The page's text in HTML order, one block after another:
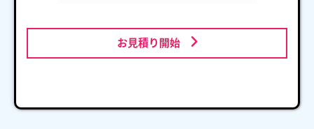
お見積り開始